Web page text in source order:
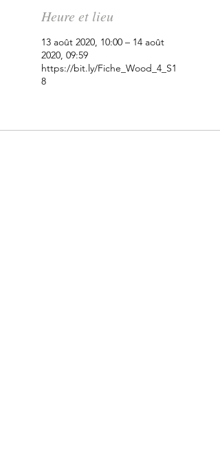
Heure et lieu
13 août 2020, 10:00 – 14 août
2020, 09:59
https://bit.ly/Fiche_Wood_4_S1
8